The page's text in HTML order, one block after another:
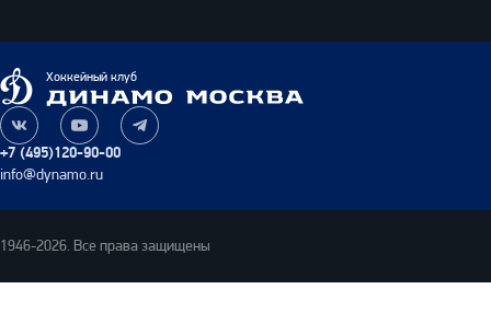
Cars
Динамо
Москва
Хоккейный клуб
+7 (495)120-90-00
info@dynamo.ru
Наша
группа
ВКонтакте
Наш
канал
на
Наш
канал
1946-2026. Все права защищены